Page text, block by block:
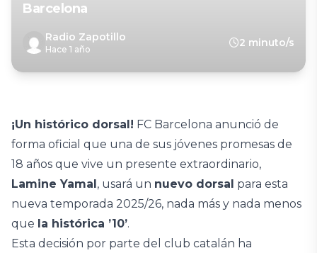
Barcelona
Radio Zapotillo
Hace 1 año
2 minuto/s
¡Un histórico dorsal! FC Barcelona anunció de
forma oficial que una de sus jóvenes promesas de
18 años que vive un presente extraordinario,
Lamine Yamal, usará un nuevo dorsal para esta
nueva temporada 2025/26, nada más y nada menos
que la histórica ’10’.
Esta decisión por parte del club catalán ha